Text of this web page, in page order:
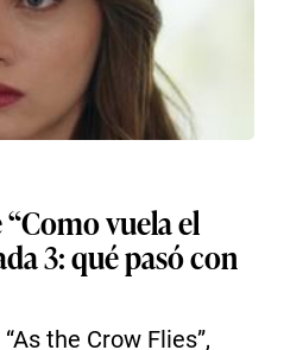
vuela el
3: qué pasó con
the Crow Flies”,